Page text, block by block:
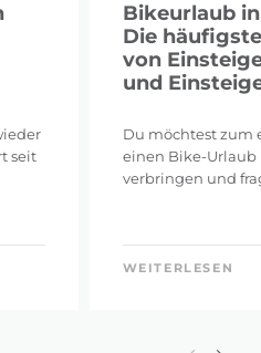
seit
Bikeurlaub
Die
von
und
Du möchtest zum
einen Bike-Urlaub
verbringen und
WEITERLESEN